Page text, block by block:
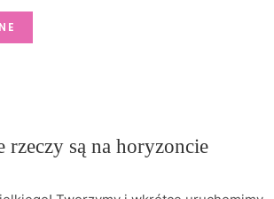
rzeczy są na horyzoncie